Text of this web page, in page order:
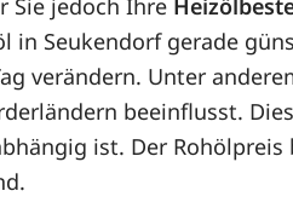
in Seukendorf gerade
verändern. Unter
beeinflusst.
ist. Der